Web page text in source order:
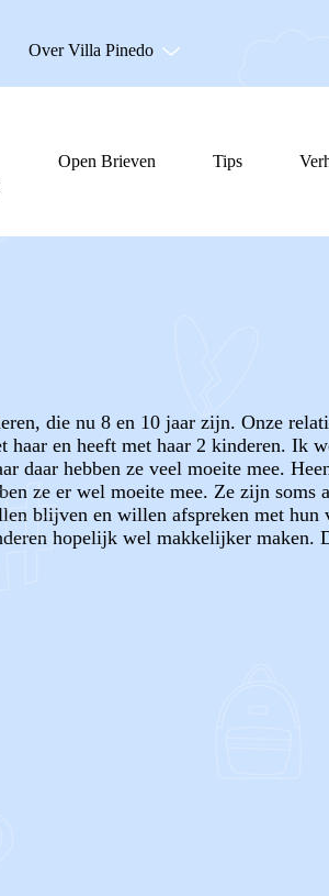
Over Villa Pinedo
Open Brieven Tips
die nu 8 en 10 jaar zijn. Onze
en heeft met haar 2 kinderen. Ik
daar hebben ze veel moeite mee.
ze er wel moeite mee. Ze zijn soms
blijven en willen afspreken met hun
hopelijk wel makkelijker maken.